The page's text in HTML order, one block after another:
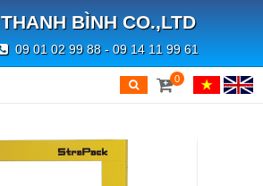
THANH BÌNH CO.,LTD
09 01 02 99 88 - 09 14 11 99 61
0